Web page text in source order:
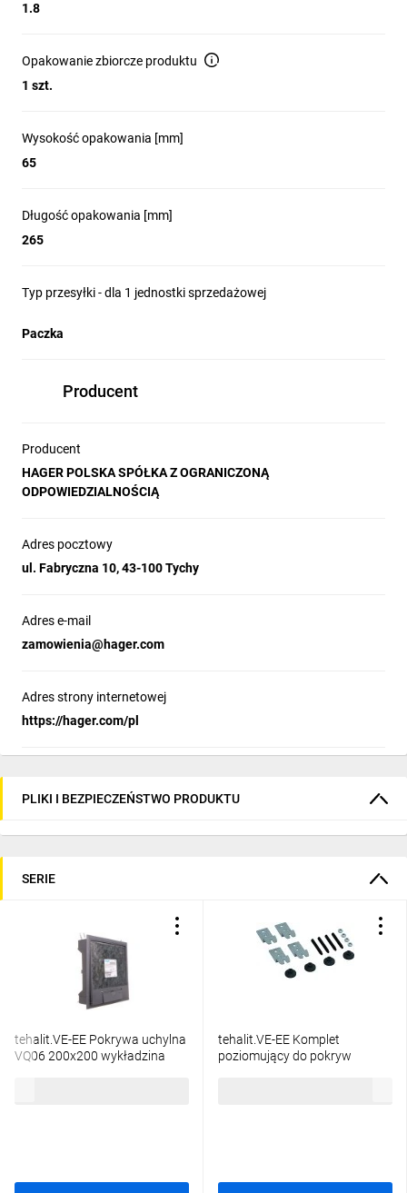
1.8
Opakowanie zbiorcze produktu
1 szt.
Wysokość opakowania [mm]
65
Długość opakowania [mm]
265
Typ przesyłki - dla 1 jednostki sprzedażowej
Paczka
Producent
Producent
HAGER POLSKA SPÓŁKA Z OGRANICZONĄ
ODPOWIEDZIALNOŚCIĄ
Adres pocztowy
ul. Fabryczna 10, 43-100 Tychy
Adres e-mail
zamowienia@hager.com
Adres strony internetowej
https://hager.com/pl
PLIKI I BEZPIECZEŃSTWO PRODUKTU
SERIE
tehalit.VE-EE Pokrywa uchylna
VQ06 200x200 wykładzina
tehalit.VE-EE Komplet
poziomujący do pokryw